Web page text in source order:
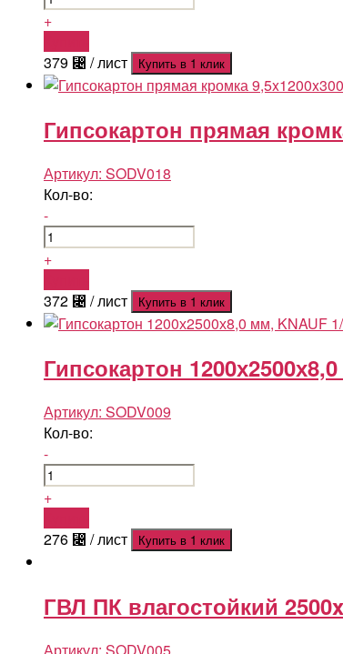
+
379 ⃄ / лист Купить в 1 клик
Гипсокартон прямая
Артикул: SODV018
Кол-во:
-
+
372 ⃄ / лист Купить в 1 клик
Гипсокартон
Артикул: SODV009
Кол-во:
-
+
276 ⃄ / лист Купить в 1 клик
ГВЛ ПК влагостойкий
Артикул: SODV005